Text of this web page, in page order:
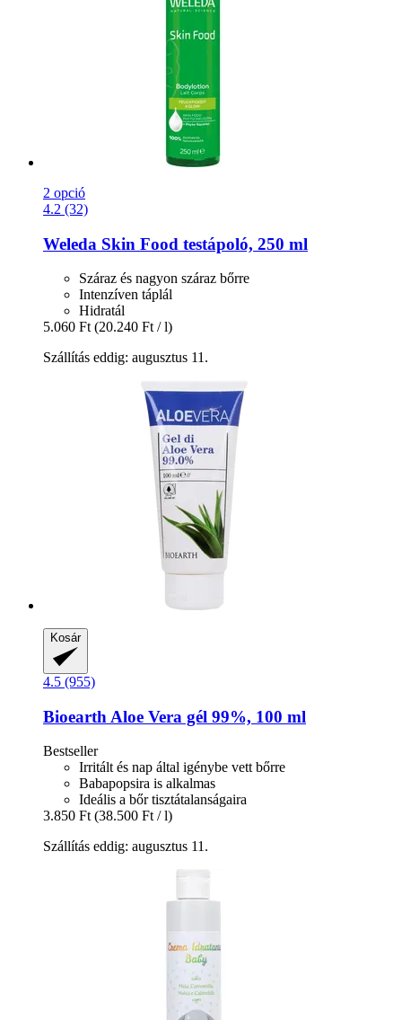
2 opció
4.2 (32)
Weleda Skin Food testápoló, 250 ml
Száraz és nagyon száraz bőrre
Intenzíven táplál
Hidratál
5.060 Ft (20.240 Ft / l)
Szállítás eddig: augusztus 11.
Kosár
4.5 (955)
Bioearth Aloe Vera gél 99%, 100 ml
Bestseller
Irritált és nap által igénybe vett bőrre
Babapopsira is alkalmas
Ideális a bőr tisztátalanságaira
3.850 Ft (38.500 Ft / l)
Szállítás eddig: augusztus 11.